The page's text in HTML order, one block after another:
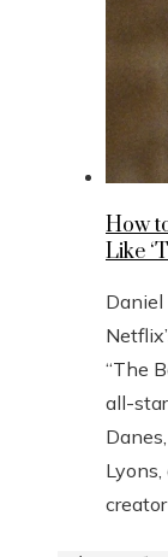
How
Like
Daniel
“The
all-
creator